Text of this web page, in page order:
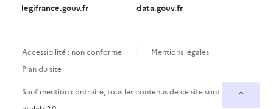
legifrance.gouv.fr
data.gouv.fr
Accessibilité : non conforme
Mentions légales
Plan du site
Sauf mention contraire, tous les contenus de ce site sont sous